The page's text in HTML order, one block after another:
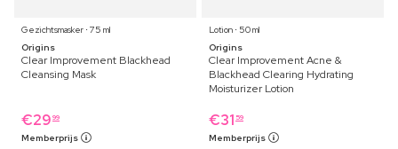
Gezichtsmasker ⋅ 75 ml
Origins
Clear Improvement Blackhead
Cleansing Mask
€29 99
Memberprijs
Lotion ⋅ 50 ml
Origins
Clear Improvement Acne &
Blackhead Clearing Hydrating
Moisturizer Lotion
€31 59
Memberprijs